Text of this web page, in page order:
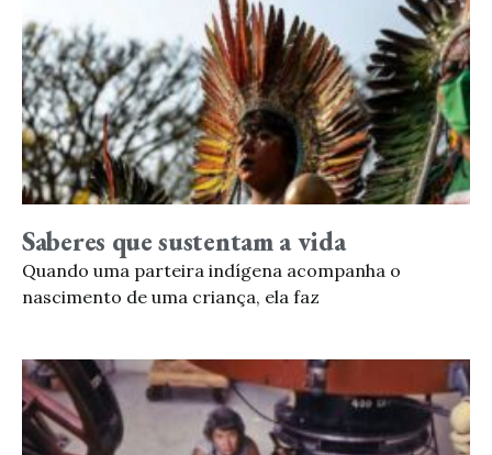
Saberes que sustentam a vida
Quando uma parteira indígena acompanha o
nascimento de uma criança, ela faz